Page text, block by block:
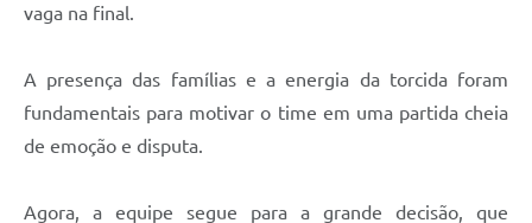
vaga na final.
A presença das famílias e a energia da torcida foram
fundamentais para motivar o time em uma partida cheia
de emoção e disputa.
Agora, a equipe segue para a grande decisão, que